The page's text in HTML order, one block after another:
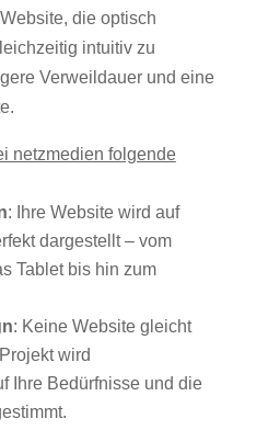
die optisch
intuitiv zu
Verweildauer und eine
netzmedien folgende
: Ihre Website wird auf
dargestellt – vom
Tablet bis hin zum
: Keine Website gleicht
wird
Ihre Bedürfnisse und die